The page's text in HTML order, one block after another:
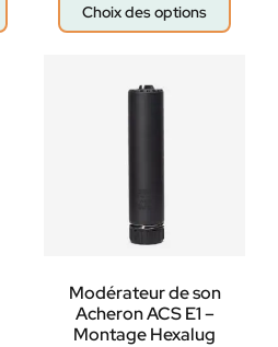
Choix des options
Modérateur de son
Acheron ACS E1 –
Montage Hexalug